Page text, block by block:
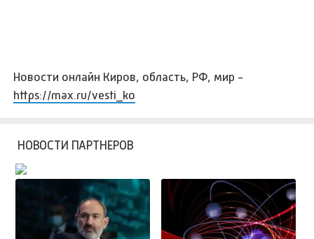
Новости онлайн Киров, область, РФ, мир -
https://max.ru/vesti_ko
НОВОСТИ ПАРТНЕРОВ